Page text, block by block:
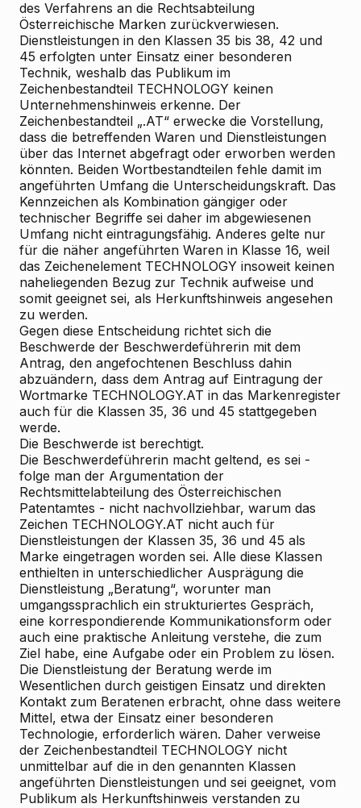
des Verfahrens an die Rechtsabteilung
Österreichische Marken zurückverwiesen.
Dienstleistungen in den Klassen 35 bis 38, 42 und
45 erfolgten unter Einsatz einer besonderen
Technik, weshalb das Publikum im
Zeichenbestandteil TECHNOLOGY keinen
Unternehmenshinweis erkenne. Der
Zeichenbestandteil „.AT“ erwecke die Vorstellung,
dass die betreffenden Waren und Dienstleistungen
über das Internet abgefragt oder erworben werden
könnten. Beiden Wortbestandteilen fehle damit im
angeführten Umfang die Unterscheidungskraft. Das
Kennzeichen als Kombination gängiger oder
technischer Begriffe sei daher im abgewiesenen
Umfang nicht eintragungsfähig. Anderes gelte nur
für die näher angeführten Waren in Klasse 16, weil
das Zeichenelement TECHNOLOGY insoweit keinen
naheliegenden Bezug zur Technik aufweise und
somit geeignet sei, als Herkunftshinweis angesehen
zu werden.
Gegen diese Entscheidung richtet sich die
Beschwerde der Beschwerdeführerin mit dem
Antrag, den angefochtenen Beschluss dahin
abzuändern, dass dem Antrag auf Eintragung der
Wortmarke TECHNOLOGY.AT in das Markenregister
auch für die Klassen 35, 36 und 45 stattgegeben
werde.
Die Beschwerde ist berechtigt.
Die Beschwerdeführerin macht geltend, es sei -
folge man der Argumentation der
Rechtsmittelabteilung des Österreichischen
Patentamtes - nicht nachvollziehbar, warum das
Zeichen TECHNOLOGY.AT nicht auch für
Dienstleistungen der Klassen 35, 36 und 45 als
Marke eingetragen worden sei. Alle diese Klassen
enthielten in unterschiedlicher Ausprägung die
Dienstleistung „Beratung“, worunter man
umgangssprachlich ein strukturiertes Gespräch,
eine korrespondierende Kommunikationsform oder
auch eine praktische Anleitung verstehe, die zum
Ziel habe, eine Aufgabe oder ein Problem zu lösen.
Die Dienstleistung der Beratung werde im
Wesentlichen durch geistigen Einsatz und direkten
Kontakt zum Beratenen erbracht, ohne dass weitere
Mittel, etwa der Einsatz einer besonderen
Technologie, erforderlich wären. Daher verweise
der Zeichenbestandteil TECHNOLOGY nicht
unmittelbar auf die in den genannten Klassen
angeführten Dienstleistungen und sei geeignet, vom
Publikum als Herkunftshinweis verstanden zu